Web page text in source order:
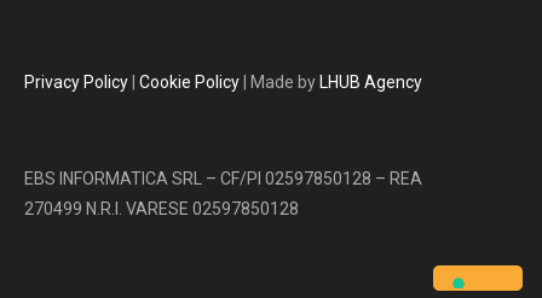
Privacy Policy Cookie Policy | Made by LHUB Agency
EBS INFORMATICA SRL – CF/PI 02597850128 – REA
270499 N.R.I. VARESE 02597850128